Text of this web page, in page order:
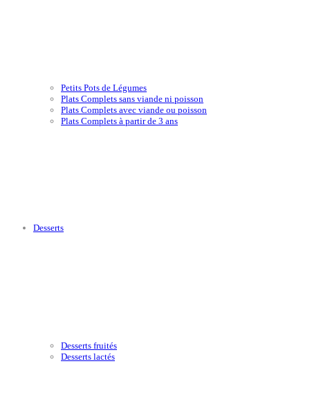
Petits Pots de Légumes
Plats Complets sans viande ni poisson
Plats Complets avec viande ou poisson
Plats Complets à partir de 3 ans
Desserts
Desserts fruités
Desserts lactés